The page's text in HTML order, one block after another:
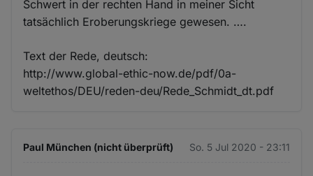
Schwert in der rechten Hand in meiner Sicht
tatsächlich Eroberungskriege gewesen. ….
Text der Rede, deutsch:
http://www.global-ethic-now.de/pdf/0a-
weltethos/DEU/reden-deu/Rede_Schmidt_dt.pdf
Paul München (nicht überprüft) So. 5 Jul 2020 - 23:11